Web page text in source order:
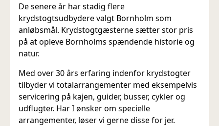
De senere år har stadig flere
krydstogtsudbydere valgt Bornholm som
anløbsmål. Krydstogtgæsterne sætter stor pris
på at opleve Bornholms spændende historie og
natur.
Med over 30 års erfaring indenfor krydstogter
tilbyder vi totalarrangementer med eksempelvis
servicering på kajen, guider, busser, cykler og
udflugter. Har I ønsker om specielle
arrangementer, løser vi gerne disse for jer.